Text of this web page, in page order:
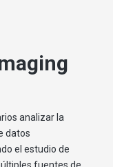
analizar la
datos
el estudio de